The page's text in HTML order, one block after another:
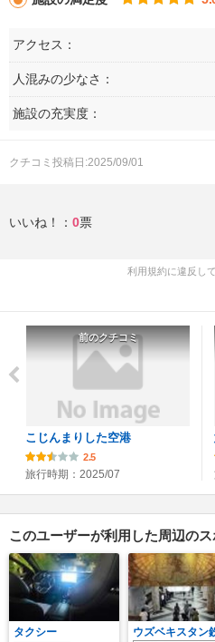
アクセス：
人混みの少なさ：
施設の充実度：
クチコミ投稿日:2025/09/01
いいね！： 0票
利用規約に違反し
前のクチコミ
こじんまりした空港
2.5
旅行時期：2025/07
このユーザーが利用した周辺のス
タクシー ウズベキスタン